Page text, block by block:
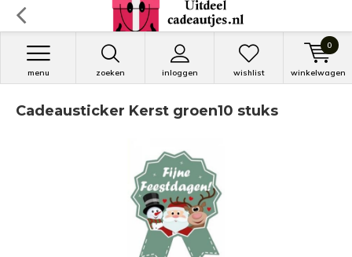
zoeken inloggen
menu wishlist winkelwagen
0
Cadeausticker Kerst groen10 stuks